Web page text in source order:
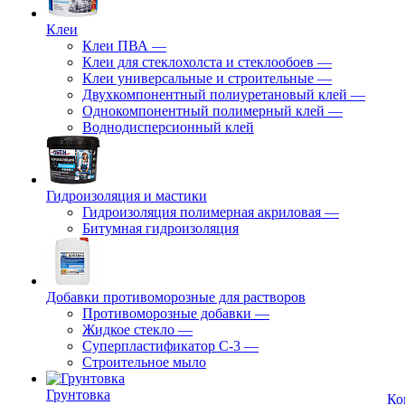
Клеи
Клеи ПВА —
Клеи для стеклохолста и стеклообоев —
Клеи универсальные и строительные —
Двухкомпонентный полиуретановый клей —
Однокомпонентный полимерный клей —
Воднодисперсионный клей
Гидроизоляция и мастики
Гидроизоляция полимерная акриловая —
Битумная гидроизоляция
Добавки противоморозные для растворов
Противоморозные добавки —
Жидкое стекло —
Суперпластификатор С-3 —
Строительное мыло
Грунтовка